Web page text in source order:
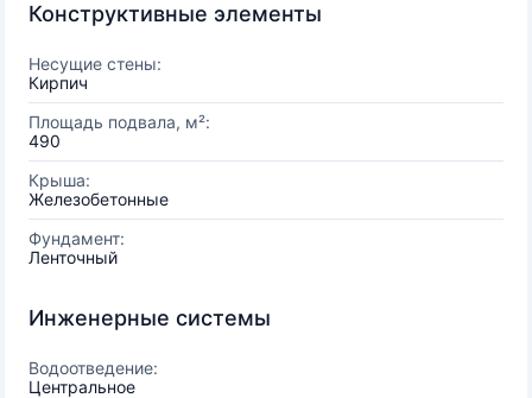
Конструктивные элементы
Несущие стены:
Кирпич
Площадь подвала, м²:
490
Крыша:
Железобетонные
Фундамент:
Ленточный
Инженерные системы
Водоотведение:
Центральное